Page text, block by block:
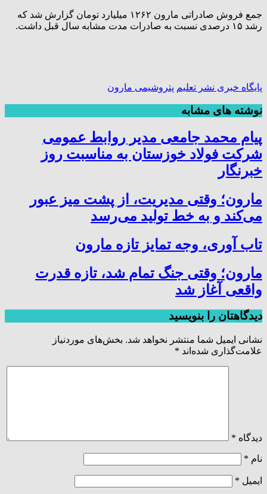
جمع فروش صادراتی مارون ۱۲۶۲ میلیارد تومان گزارش شد که
رشد ۱۵ درصدی نسبت به صادرات مدت مشابه سال قبل داشت.
پايگاه خبری نشر تعلیم پتروشیمی مارون
نوشته های مشابه
پیام محمد جامعی مدیر روابط عمومی
شرکت فولاد خوزستان به مناسبت روز
خبرنگار
مارون؛ وقتی مدیریت، از پشت میز عبور
می‌کند و به خط تولید می‌رسد
تاب آوری، وجه تمایز تازه مارون
مارون؛ وقتی جنگ تمام شد، تازه قدرت
واقعی آغاز شد
دیدگاهتان را بنویسید
نشانی ایمیل شما منتشر نخواهد شد. بخش‌های موردنیاز
علامت‌گذاری شده‌اند *
دیدگاه *
نام *
ایمیل *